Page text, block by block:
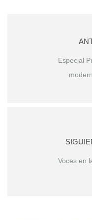
Especial
Voces en